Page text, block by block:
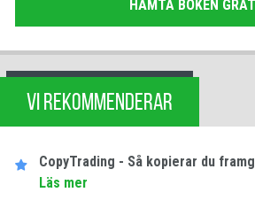
HÄMTA BOKEN
VI REKOMMENDERAR
CopyTrading - Så kopierar du
Läs mer